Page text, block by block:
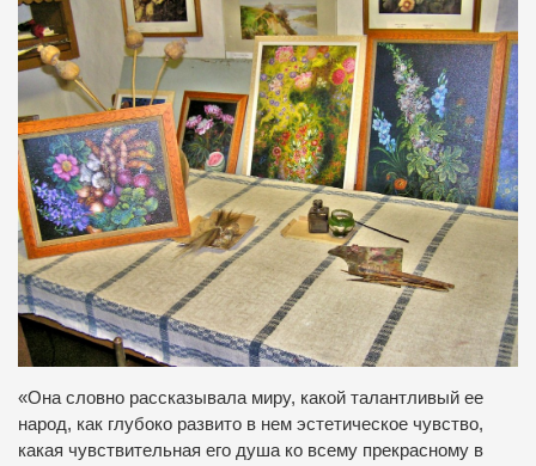
«Она словно рассказывала миру, какой талантливый ее
народ, как глубоко развито в нем эстетическое чувство,
какая чувствительная его душа ко всему прекрасному в